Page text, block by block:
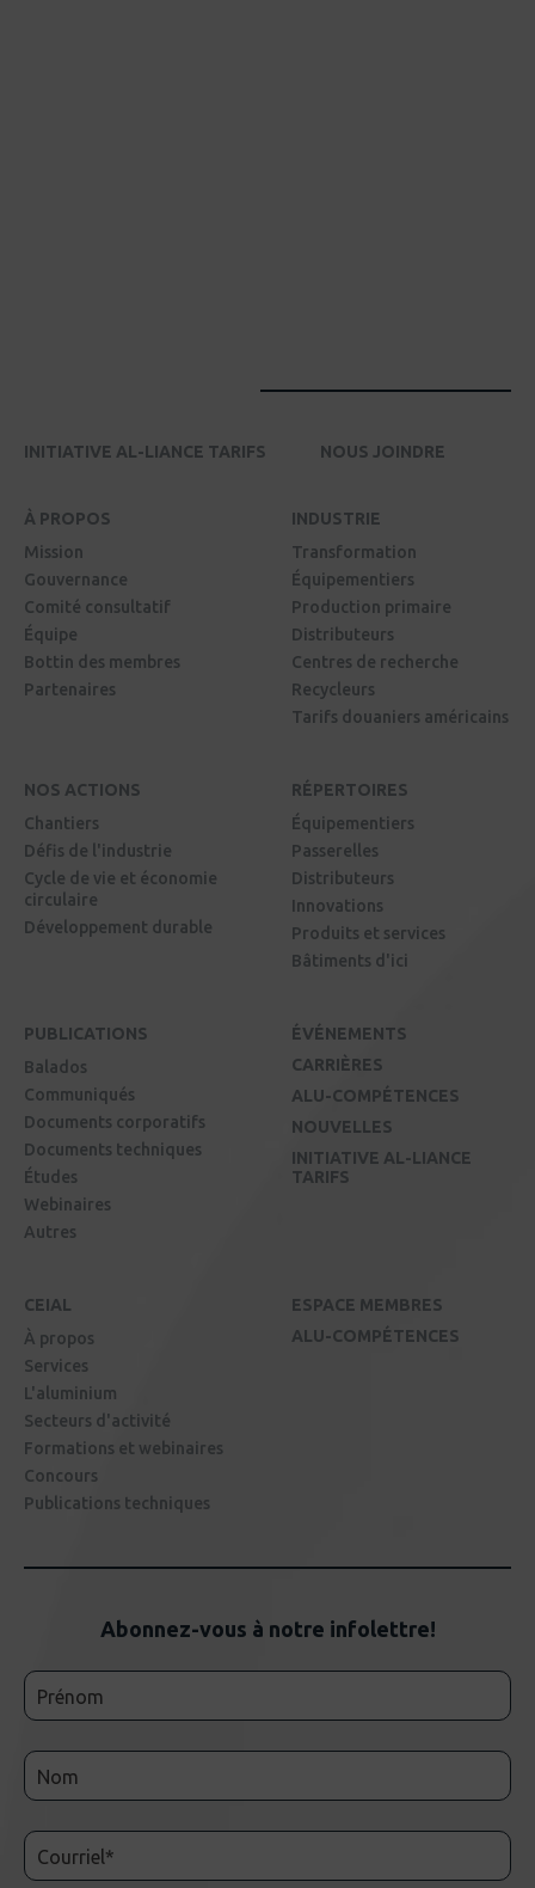
INITIATIVE AL-LIANCE TARIFS NOUS JOINDRE
À PROPOS
Mission
Gouvernance
Comité consultatif
Équipe
Bottin des membres
Partenaires
INDUSTRIE
Transformation
Équipementiers
Production primaire
Distributeurs
Centres de recherche
Recycleurs
Tarifs douaniers américains
NOS ACTIONS
Chantiers
Défis de l'industrie
Cycle de vie et économie
circulaire
Développement durable
RÉPERTOIRES
Équipementiers
Passerelles
Distributeurs
Innovations
Produits et services
Bâtiments d'ici
PUBLICATIONS
Balados
Communiqués
Documents corporatifs
Documents techniques
Études
Webinaires
Autres
ÉVÉNEMENTS
CARRIÈRES
ALU-COMPÉTENCES
NOUVELLES
INITIATIVE AL-LIANCE
TARIFS
CEIAL
À propos
Services
L'aluminium
Secteurs d'activité
Formations et webinaires
Concours
Publications techniques
ESPACE MEMBRES
ALU-COMPÉTENCES
Abonnez-vous à notre infolettre!